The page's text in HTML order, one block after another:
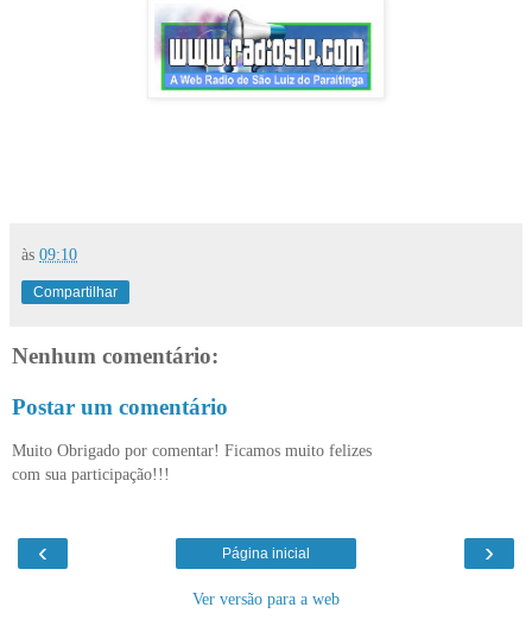
às 09:10
Compartilhar
Nenhum comentário:
Postar um comentário
Muito Obrigado por comentar! Ficamos muito felizes
com sua participação!!!
‹ ›
Página inicial
Ver versão para a web